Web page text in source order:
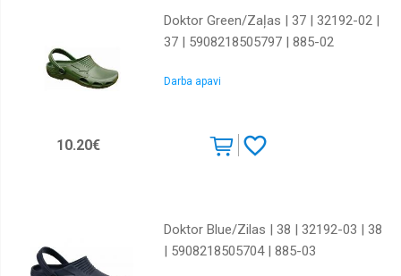
Doktor Green/Zaļas | 37 | 32192-02 |
37 | 5908218505797 | 885-02
Darba apavi
10.20€
Doktor Blue/Zilas | 38 | 32192-03 | 38
| 5908218505704 | 885-03